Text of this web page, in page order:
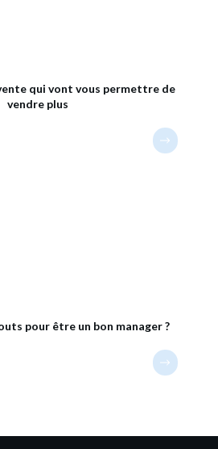
qui vont vous permettre de
vendre plus
pour être un bon manager ?